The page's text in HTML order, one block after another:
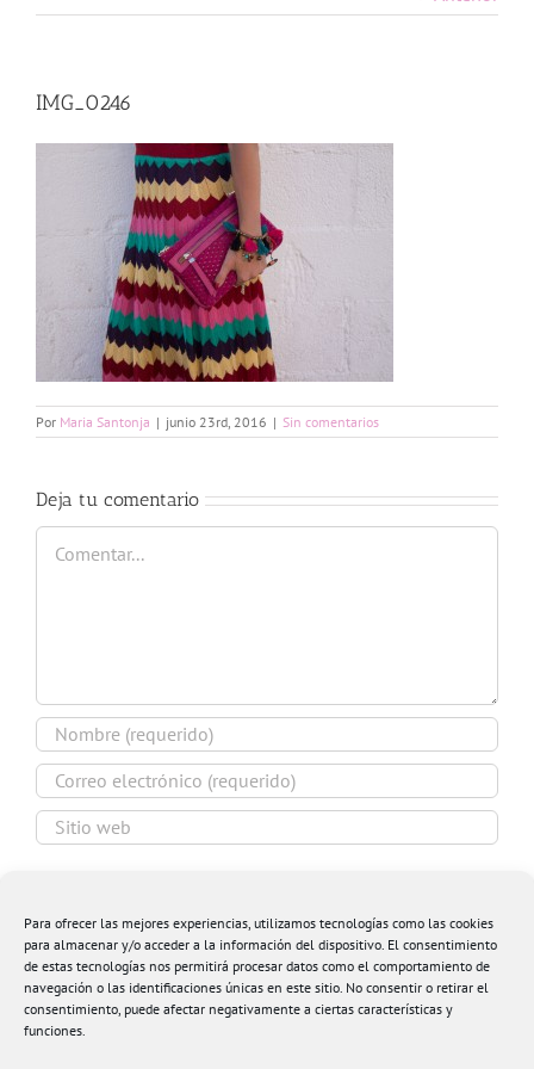
Para ofrecer las mejores experiencias, utilizamos tecnologías como las cookies
para almacenar y/o acceder a la información del dispositivo. El consentimiento
de estas tecnologías nos permitirá procesar datos como el comportamiento de
navegación o las identificaciones únicas en este sitio. No consentir o retirar el
consentimiento, puede afectar negativamente a ciertas características y
funciones.
IMG_0246
Por Maria Santonja | junio 23rd, 2016 | Sin comentarios
Deja tu comentario
Comentar
navegador para la próxima vez que comente.